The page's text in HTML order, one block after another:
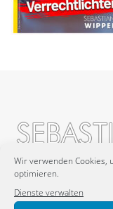
Wir verwenden Cookies,
optimieren.
Dienste verwalten
Postanschrift: